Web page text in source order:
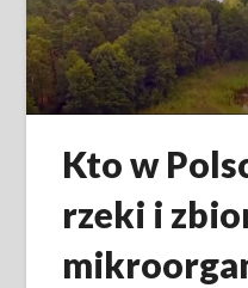
Kto w
rzeki i